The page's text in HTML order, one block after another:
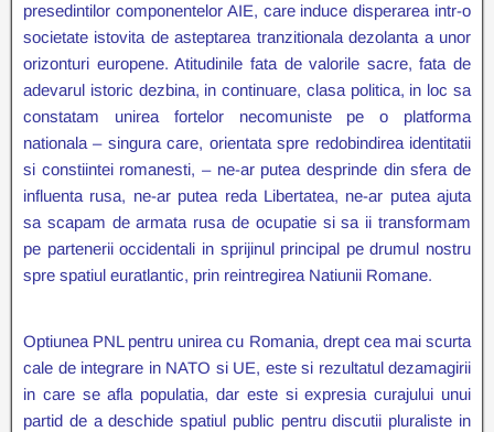
presedintilor componentelor AIE, care induce disperarea intr-o
societate istovita de asteptarea tranzitionala dezolanta a unor
orizonturi europene. Atitudinile fata de valorile sacre, fata de
adevarul istoric dezbina, in continuare, clasa politica, in loc sa
constatam unirea fortelor necomuniste pe o platforma
nationala – singura care, orientata spre redobindirea identitatii
si constiintei romanesti, – ne-ar putea desprinde din sfera de
influenta rusa, ne-ar putea reda Libertatea, ne-ar putea ajuta
sa scapam de armata rusa de ocupatie si sa ii transformam
pe partenerii occidentali in sprijinul principal pe drumul nostru
spre spatiul euratlantic, prin reintregirea Natiunii Romane.
Optiunea PNL pentru unirea cu Romania, drept cea mai scurta
cale de integrare in NATO si UE, este si rezultatul dezamagirii
in care se afla populatia, dar este si expresia curajului unui
partid de a deschide spatiul public pentru discutii pluraliste in